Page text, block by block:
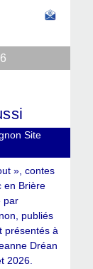
», contes
en Brière
par
publiés
présentés à
Dréan
2026.